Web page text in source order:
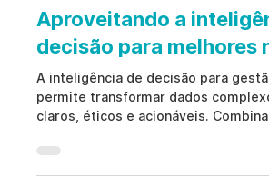
Aproveitando a
decisão para melhores
A inteligência de decisão para
permite transformar dados
claros, éticos e acionáveis.
fortalecer a conformidade
internos sem práticas invasivas.